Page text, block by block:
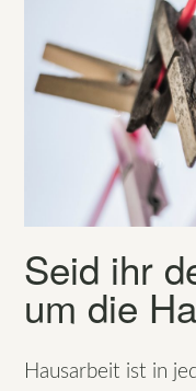
Seid ihr
um die
Hausarbeit ist in